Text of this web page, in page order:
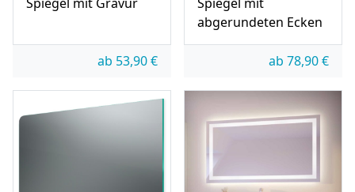
ab 53,90€
abgerundeten Ecken
ab 78,90€